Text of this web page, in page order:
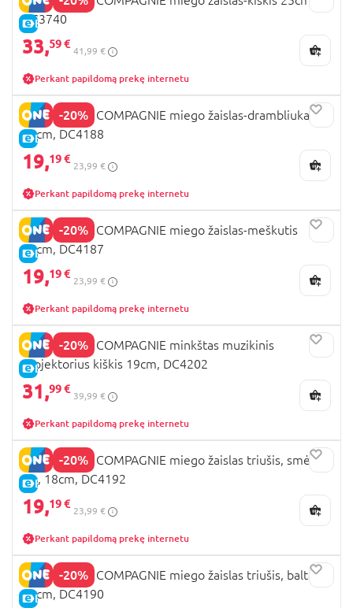
E-KAINA
DC3740
33,59 €
41,99 €
Perkant papildomą prekę internetu
-20%
E-KAINA
DOUDOU ET COMPAGNIE miego žaislas-drambliukas
25cm, DC4188
19,19 €
23,99 €
Perkant papildomą prekę internetu
-20%
E-KAINA
DOUDOU ET COMPAGNIE miego žaislas-meškutis
25cm, DC4187
19,19 €
23,99 €
Perkant papildomą prekę internetu
-20%
E-KAINA
DOUDOU ET COMPAGNIE minkštas muzikinis
projektorius kiškis 19cm, DC4202
31,99 €
39,99 €
Perkant papildomą prekę internetu
-20%
E-KAINA
DOUDOU ET COMPAGNIE miego žaislas triušis, smėlio
sp., 18cm, DC4192
19,19 €
23,99 €
Perkant papildomą prekę internetu
-20%
E-KAINA
DOUDOU ET COMPAGNIE miego žaislas triušis, baltas
18cm, DC4190